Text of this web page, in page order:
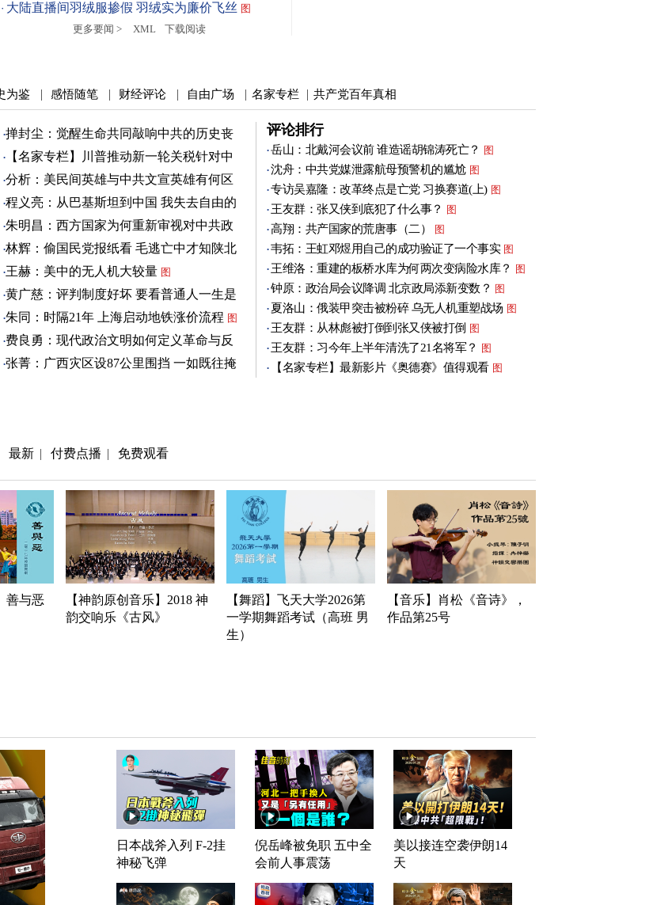
大陆直播间羽绒服掺假 羽绒实为廉价飞丝 图
更多要闻 >
XML 下载阅读
为鉴 | 感悟随笔 | 财经评论 | 自由广场 | 名家专栏 | 共产党百年真相
掸封尘：觉醒生命共同敲响中共的历史丧
钟 图
【名家专栏】川普推动新一轮关税针对中
共 图
分析：美民间英雄与中共文宣英雄有何区
别 图
程义亮：从巴基斯坦到中国 我失去自由的
两年
朱明昌：西方国家为何重新审视对中共政
策？
图
林辉：偷国民党报纸看 毛逃亡中才知陕北
有刘志丹 图
王赫：美中的无人机大较量 图
黄广慈：评判制度好坏 要看普通人一生是
否安稳
图
朱同：时隔21年 上海启动地铁涨价流程 图
费良勇：现代政治文明如何定义革命与反
革命
图
张菁：广西灾区设87公里围挡 一如既往掩
评论排行
岳山：北戴河会议前 谁造谣胡锦涛死亡？ 图
沈舟：中共党媒泄露航母预警机的尴尬 图
专访吴嘉隆：改革终点是亡党 习换赛道(上) 图
王友群：张又侠到底犯了什么事？ 图
高翔：共产国家的荒唐事（二） 图
韦拓：王虹邓煜用自己的成功验证了一个事实 图
王维洛：重建的板桥水库为何两次变病险水库？ 图
钟原：政治局会议降调 北京政局添新变数？ 图
夏洛山：俄装甲突击被粉碎 乌无人机重塑战场 图
王友群：从林彪被打倒到张又侠被打倒 图
王友群：习今年上半年清洗了21名将军？ 图
【名家专栏】最新影片《奥德赛》值得观看 图
最新 | 付费点播 | 免费观看
善与恶
【神韵原创音乐】2018 神
韵交响乐《古风》
【舞蹈】飞天大学2026第
一学期舞蹈考试（高班 男
生）
【音乐】肖松《音诗》，
作品第25号
日本战斧入列 F-2挂
神秘飞弹
倪岳峰被免职 五中全
会前人事震荡
美以接连空袭伊朗14
天